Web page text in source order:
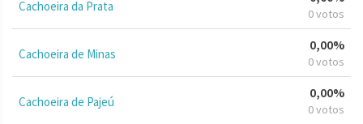
Cachoeira da Prata 0 votos
Cachoeira de Minas
0,00%
0 votos
Cachoeira de Pajeú
0,00%
0 votos